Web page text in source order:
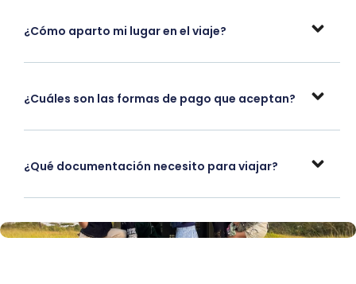
¿Cómo aparto mi lugar en el viaje?
¿Cuáles son las formas de pago que aceptan?
¿Qué documentación necesito para viajar?